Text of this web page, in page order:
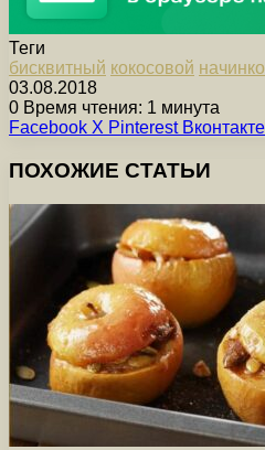
Теги
бисквитный кокосовой
03.08.2018
0 Время чтения: 1 минута
Facebook X Pinterest Вконтакте
ПОХОЖИЕ СТАТЬИ